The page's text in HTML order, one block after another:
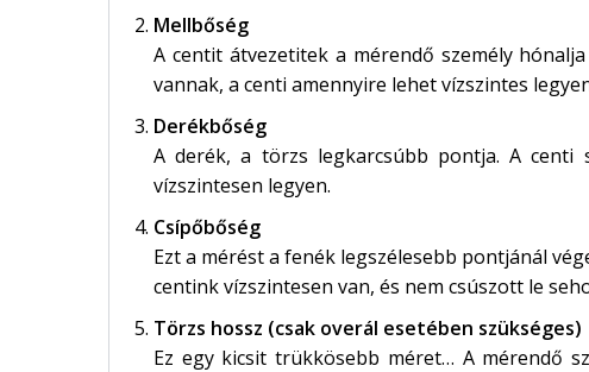
Mellbőség
A centit átvezetitek a mérendő személy
vannak, a centi amennyire lehet vízszintes
Derékbőség
A derék, a törzs legkarcsúbb pontja. A centi
vízszintesen legyen.
Csípőbőség
Ezt a mérést a fenék legszélesebb pontjánál
centink vízszintesen van, és nem csúszott le
Törzs hossz (csak overál esetében szükséges)
Ez egy kicsit trükkösebb méret… A mérendő